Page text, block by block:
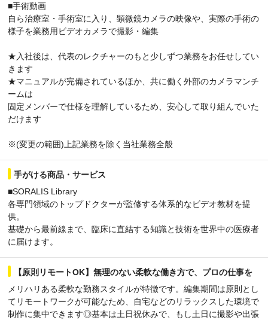
■手術動画
自ら治療室・手術室に入り、顕微鏡カメラの映像や、実際の手術の
様子を業務用ビデオカメラで撮影・編集
★入社後は、代表のレクチャーのもと少しずつ業務をお任せしてい
きます
★マニュアルが完備されているほか、共に働く外部のカメラマンチ
ームは
固定メンバーで仕様を理解しているため、安心して取り組んでいた
だけます
※(変更の範囲)上記業務を除く当社業務全般
手がける商品・サービス
■SORALIS Library
各専門領域のトップドクターが監修する体系的なビデオ教材を提
供。
基礎から最前線まで、臨床に直結する知識と技術を世界中の医療者
に届けます。
【原則リモートOK】無理のない柔軟な働き方で、プロの仕事を
メリハリある柔軟な勤務スタイルが特徴です。編集期間は原則とし
てリモートワークが可能なため、自宅などのリラックスした環境で
制作に集中できます◎基本は土日祝休みで、もし土日に撮影や出張